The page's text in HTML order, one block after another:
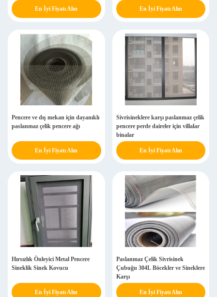
En İyi Fiyatı Alın En İyi Fiyatı Alın
Pencere ve dış mekan için dayanıklı
paslanmaz çelik pencere ağı
En İyi Fiyatı Alın
Sivrisineklere karşı paslanmaz çelik
pencere perde daireler için villalar
binalar
En İyi Fiyatı Alın
Hırsızlık Önleyici Metal Pencere
Sineklik Sinek Kovucu
En İyi Fiyatı Alın
Paslanmaz Çelik Sivrisinek
Çubuğu 304L Böcekler ve Sineklere
Karşı
En İyi Fiyatı Alın